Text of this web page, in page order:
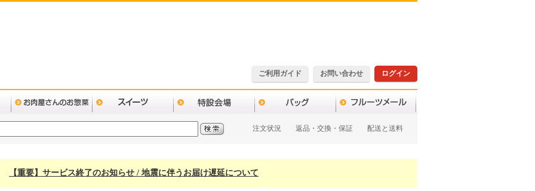
ご利用ガイド お問い合わせ ログイン
注文状況 返品・交換・保証 配送と送料
【重要】サービス終了のお知らせ / 地震に伴うお届け遅延について